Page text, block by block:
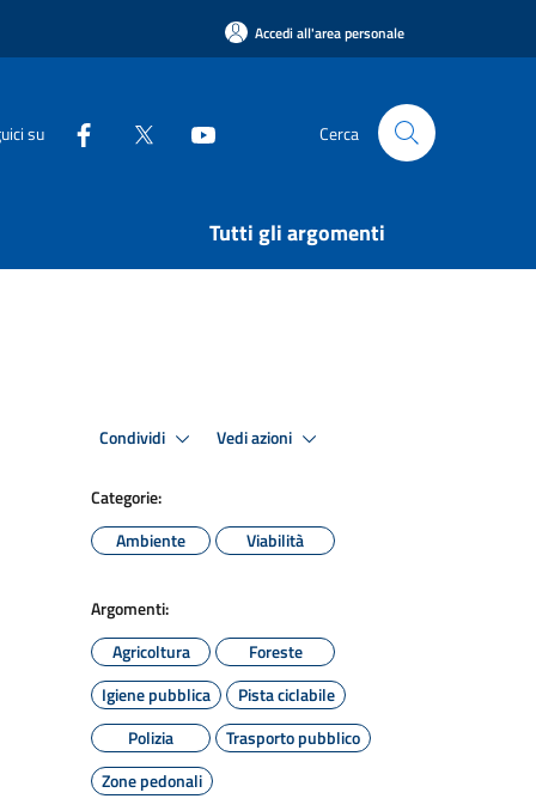
Accedi all'area personale
su Cerca
Tutti gli argomenti
Condividi Vedi azioni
Categorie:
Ambiente
Viabilità
Argomenti:
Agricoltura
Foreste
Igiene pubblica
Pista ciclabile
Polizia
Trasporto pubblico
Zone pedonali